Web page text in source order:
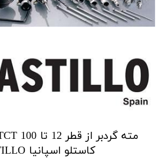
کاستلو اسپانیا CASTILLO